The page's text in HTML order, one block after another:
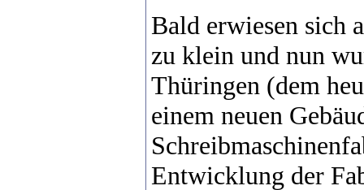
Bald erwiesen sich
zu klein und nun
Thüringen (dem
einem neuen
Entwicklung der